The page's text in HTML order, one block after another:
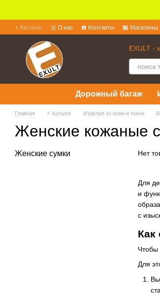
⭐ Каталог 🥇 О нас ☎️ Контакты 🏪 Магазины
EXULT -
Дорожный багаж
Главная ⭐ Каталог Изделия из кожи и ткани
Женские кожаные
Для
и
с
Как
Чтобы
Для
Нет
Женские сумки